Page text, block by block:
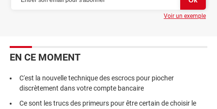
Voir un exemple
EN CE MOMENT
C'est la nouvelle technique des escrocs pour piocher
discrètement dans votre compte bancaire
Ce sont les trucs des primeurs pour être certain de choisir le